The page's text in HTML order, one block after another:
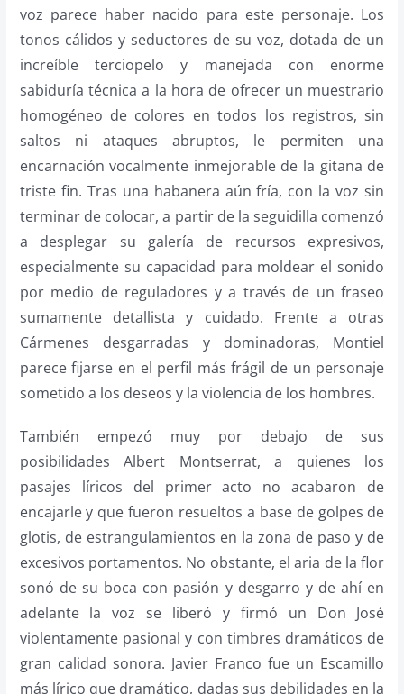
voz parece haber nacido para este personaje. Los
tonos cálidos y seductores de su voz, dotada de un
increíble terciopelo y manejada con enorme
sabiduría técnica a la hora de ofrecer un muestrario
homogéneo de colores en todos los registros, sin
saltos ni ataques abruptos, le permiten una
encarnación vocalmente inmejorable de la gitana de
triste fin. Tras una habanera aún fría, con la voz sin
terminar de colocar, a partir de la seguidilla comenzó
a desplegar su galería de recursos expresivos,
especialmente su capacidad para moldear el sonido
por medio de reguladores y a través de un fraseo
sumamente detallista y cuidado. Frente a otras
Cármenes desgarradas y dominadoras, Montiel
parece fijarse en el perfil más frágil de un personaje
sometido a los deseos y la violencia de los hombres.
También empezó muy por debajo de sus
posibilidades Albert Montserrat, a quienes los
pasajes líricos del primer acto no acabaron de
encajarle y que fueron resueltos a base de golpes de
glotis, de estrangulamientos en la zona de paso y de
excesivos portamentos. No obstante, el aria de la flor
sonó de su boca con pasión y desgarro y de ahí en
adelante la voz se liberó y firmó un Don José
violentamente pasional y con timbres dramáticos de
gran calidad sonora. Javier Franco fue un Escamillo
más lírico que dramático, dadas sus debilidades en la